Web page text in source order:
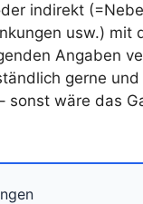
indirekt
usw.) mit
Angaben
gerne und
sonst wäre das